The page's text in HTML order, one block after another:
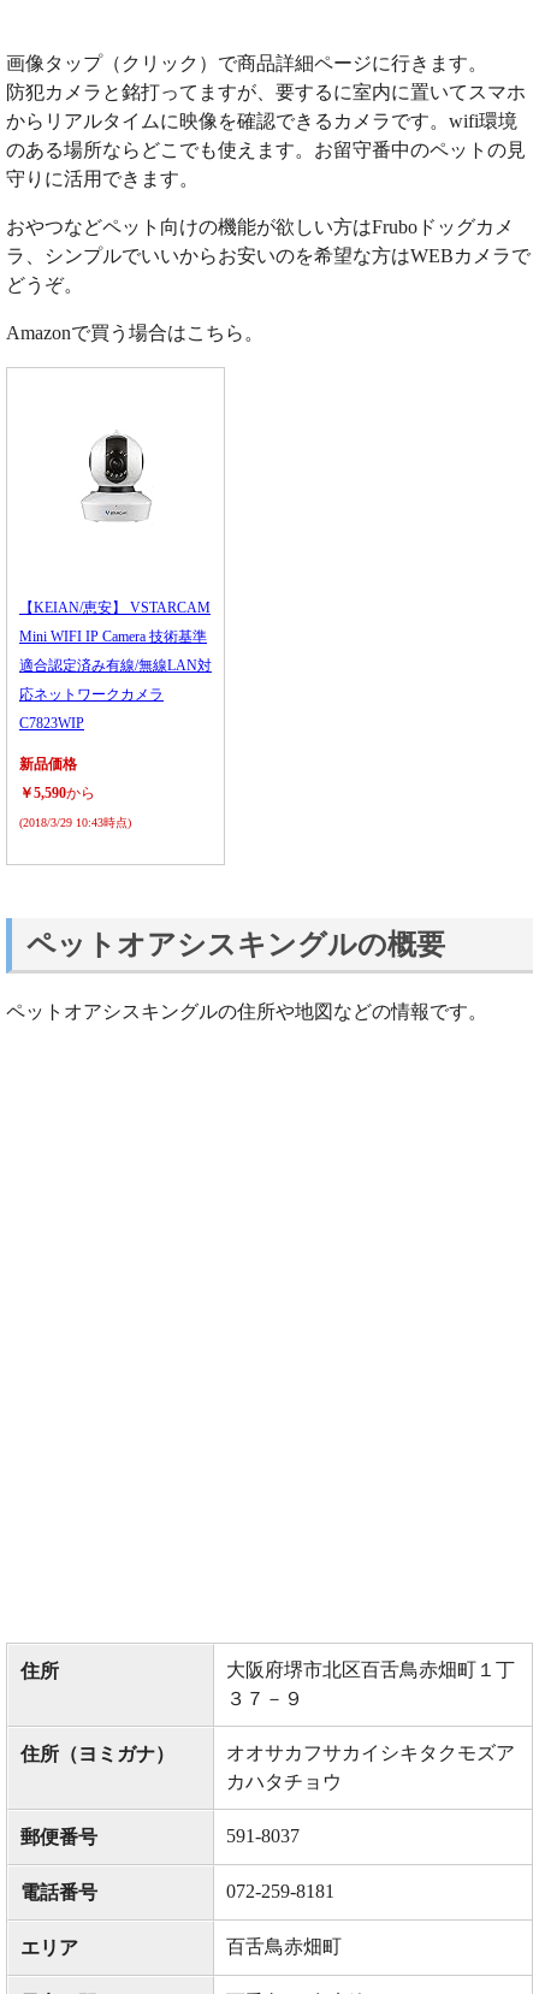
画像タップ（クリック）で商品詳細ページに行きます。
防犯カメラと銘打ってますが、要するに室内に置いてスマホ
からリアルタイムに映像を確認できるカメラです。wifi環境
のある場所ならどこでも使えます。お留守番中のペットの見
守りに活用できます。
おやつなどペット向けの機能が欲しい方はFruboドッグカメ
ラ、シンプルでいいからお安いのを希望な方はWEBカメラで
どうぞ。
Amazonで買う場合はこちら。
【KEIAN/恵安】 VSTARCAM
Mini WIFI IP Camera 技術基準
適合認定済み有線/無線LAN対
応ネットワークカメラ
C7823WIP
新品価格
￥5,590から
(2018/3/29 10:43時点)
ペットオアシスキングルの概要
ペットオアシスキングルの住所や地図などの情報です。
住所
大阪府堺市北区百舌鳥赤畑町１丁
３７－９
住所（ヨミガナ）
オオサカフサカイシキタクモズア
カハタチョウ
郵便番号 591-8037
電話番号 072-259-8181
エリア 百舌鳥赤畑町